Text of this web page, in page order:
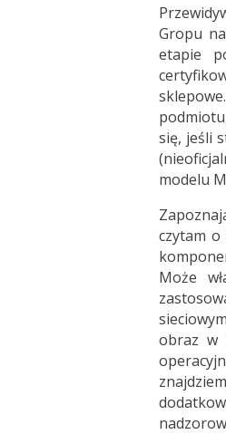
Gropu
etapie
się, jeśli
modelu
czytam o
Może
obraz w